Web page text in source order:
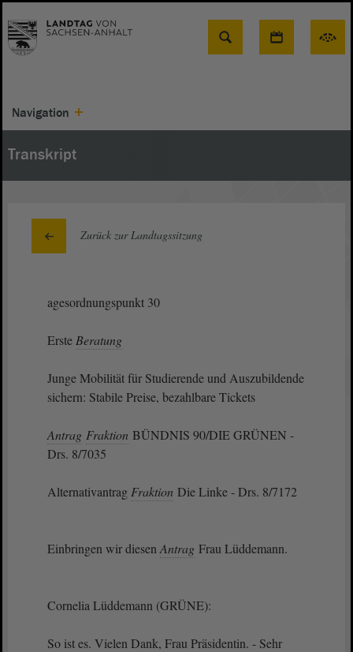
Suche
Navigation
Transkript
Zurück zur Landtagssitzung
agesordnungspunkt 30
Erste Beratung
Junge Mobilität für Studierende und Auszubildende
sichern: Stabile Preise, bezahlbare Tickets
Antrag Fraktion BÜNDNIS 90/DIE GRÜNEN -
Drs. 8/7035
Alternativantrag Fraktion Die Linke - Drs. 8/7172
Einbringen wir diesen Antrag Frau Lüddemann.
Cornelia Lüddemann (GRÜNE):
So ist es. Vielen Dank, Frau Präsidentin. - Sehr